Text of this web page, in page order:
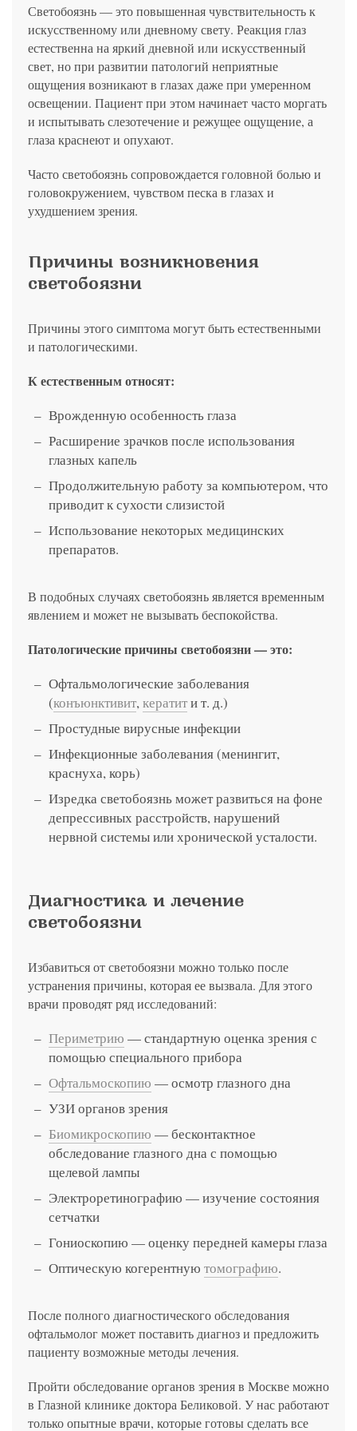
Светобоязнь — это повышенная чувствительность к
искусственному или дневному свету. Реакция глаз
естественна на яркий дневной или искусственный
свет, но при развитии патологий неприятные
ощущения возникают в глазах даже при умеренном
освещении. Пациент при этом начинает часто моргать
и испытывать слезотечение и режущее ощущение, а
глаза краснеют и опухают.
Часто светобоязнь сопровождается головной болью и
головокружением, чувством песка в глазах и
ухудшением зрения.
Причины возникновения
светобоязни
Причины этого симптома могут быть естественными
и патологическими.
К естественным относят:
Врожденную особенность глаза
Расширение зрачков после использования
глазных капель
Продолжительную работу за компьютером, что
приводит к сухости слизистой
Использование некоторых медицинских
препаратов.
В подобных случаях светобоязнь является временным
явлением и может не вызывать беспокойства.
Патологические причины светобоязни — это:
Офтальмологические заболевания
(конъюнктивит,кератити т. д.)
Простудные вирусные инфекции
Инфекционные заболевания (менингит,
краснуха, корь)
Изредка светобоязнь может развиться на фоне
депрессивных расстройств, нарушений
нервной системы или хронической усталости.
Диагностика и лечение
светобоязни
Избавиться от светобоязни можно только после
устранения причины, которая ее вызвала. Для этого
врачи проводят ряд исследований:
Периметрию — стандартную оценка зрения с
помощью специального прибора
Офтальмоскопию — осмотр глазного дна
УЗИ органов зрения
Биомикроскопию — бесконтактное
обследование глазного дна с помощью
щелевой лампы
Электроретинографию — изучение состояния
сетчатки
Гониоскопию — оценку передней камеры глаза
Оптическую когерентную томографию.
После полного диагностического обследования
офтальмолог может поставить диагноз и предложить
пациенту возможные методы лечения.
Пройти обследование органов зрения в Москве можно
в Глазной клинике доктора Беликовой. У нас работают
только опытные врачи, которые готовы сделать все
Яндекс Google 2GIS Zoon
Yell ПроДокторов
Я соглашаюсь на получение рассылки в соответствии с ФЗ от
13.03.2006 №38-ФЗ на условиях и для целей, определенных
политикой конфиденциальности
Записаться
Беликовой Е.И.
+7 991 098-78-29
Елена, персональный менеджер
13.03.2006 №38-ФЗ на условиях и для целей, определенных
Записаться
Отправить
Я соглашаюсь на получение рассылки в соответствии с ФЗ от
13.03.2006 №38-ФЗ на условиях и для целей, определенных
политикой конфиденциальности
Отправить
Нажимая на кнопку «Отправить», вы даете согласие
на обработкуперсональных данных
Я соглашаюсь на получение рассылки в соответствии с ФЗ от
13.03.2006 №38-ФЗ на условиях и для целей, определенных
политикой конфиденциальности
Отправить